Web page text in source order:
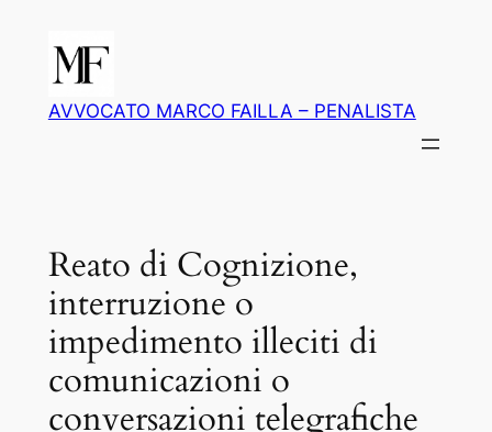
contenuto
AVVOCATO MARCO FAILLA – PENALISTA
Reato di Cognizione,
interruzione o
impedimento illeciti di
comunicazioni o
conversazioni telegrafiche